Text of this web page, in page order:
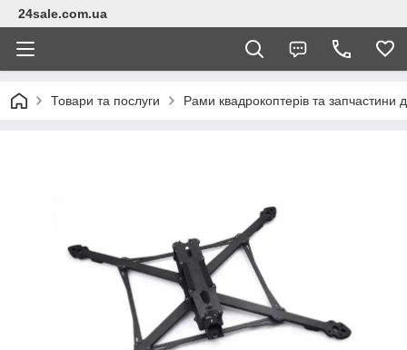
24sale.com.ua
Товари та послуги Рами квадрокоптерів та запчастини